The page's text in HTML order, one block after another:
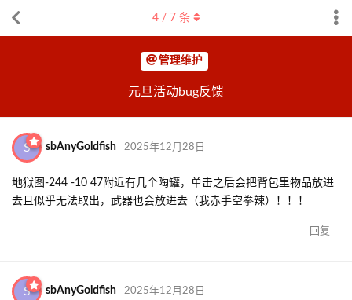
管理维护
元旦活动bug反馈
4/ 7 条
S sbAnyGoldfish 2025年12月28日
地狱图-244 -10 47附近有几个陶罐，单击之后会把背包里物品放进
去且似乎无法取出，武器也会放进去（我赤手空拳辣）！！！
回复
S sbAnyGoldfish 2025年12月28日